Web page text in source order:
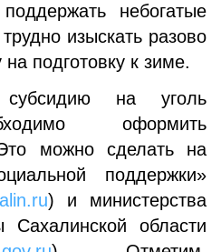
небогатые
изыскать разово
подготовку к зиме.
на уголь
оформить
можно сделать на
поддержки»
) и министерства
Сахалинской области